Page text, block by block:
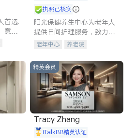
首选.
意外
包办
注册
执照已核实
阳光保健养生中心为老年人
提供日间护理服务，致力于
通过持续的护理创新来有效
老年中心 养老院
精英会员
Tracy Zhang
iTalkBB精英认证